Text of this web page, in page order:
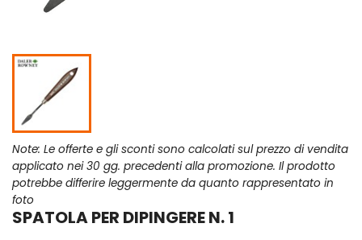
Note: Le offerte e gli sconti sono calcolati sul prezzo di vendita
applicato nei 30 gg. precedenti alla promozione. Il prodotto
potrebbe differire leggermente da quanto rappresentato in
foto
SPATOLA PER DIPINGERE N. 1